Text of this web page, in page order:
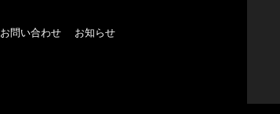
お問い合わせ
お知らせ